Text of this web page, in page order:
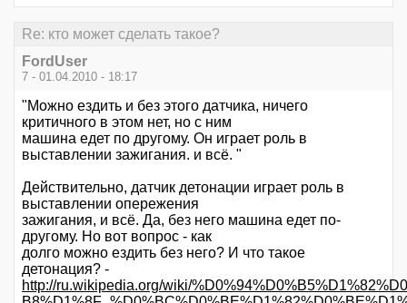
Re: кто может сделать такое?
FordUser
7 - 01.04.2010 - 18:17
"Можно ездить и без этого датчика, ничего
критичного в этом нет, но с ним
машина едет по другому. Он играет роль в
выставлении зажигания. и всё. "
Действительно, датчик детонации играет роль в
выставлении опережения
зажигания, и всё. Да, без него машина едет по-
другому. Но вот вопрос - как
долго можно ездить без него? И что такое
детонация? -
http://ru.wikipedia.org/wiki/